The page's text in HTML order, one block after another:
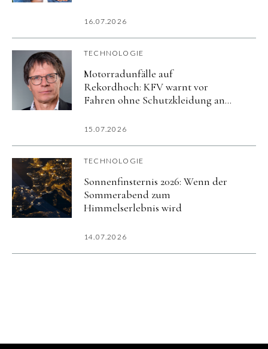
16.07.2026
TECHNOLOGIE
Motorradunfälle auf
Rekordhoch: KFV warnt vor
Fahren ohne Schutzkleidung an
15.07.2026
TECHNOLOGIE
Sonnenfinsternis 2026: Wenn der
Sommerabend zum
Himmelserlebnis wird
14.07.2026